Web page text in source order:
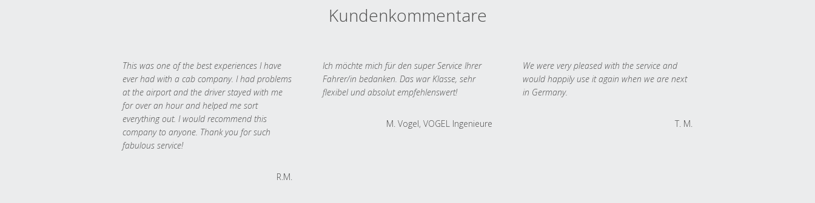
Kundenkommentare
This was one of the best experiences I have
ever had with a cab company. I had problems
at the airport and the driver stayed with me
for over an hour and helped me sort
everything out. I would recommend this
company to anyone. Thank you for such
fabulous service!
R.M.
Ich möchte mich für den super Service Ihrer
Fahrer/in bedanken. Das war Klasse, sehr
flexibel und absolut empfehlenswert!
M. Vogel, VOGEL Ingenieure
We were very pleased with the service and
would happily use it again when we are next
in Germany.
T. M.